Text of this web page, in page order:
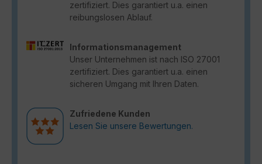
zertifiziert. Dies garantiert u.a. einen
reibungslosen Ablauf.
Informationsmanagement
Unser Unternehmen ist nach ISO 27001
zertifiziert. Dies garantiert u.a. einen
sicheren Umgang mit Ihren Daten.
Zufriedene Kunden
Lesen Sie unsere Bewertungen.